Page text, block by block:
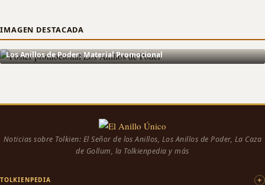
IMAGEN DESTACADA
Los Anillos de Poder: Material Promocional
Noticias sobre Tolkien: El Señor de los Anillos, Los Anillos de Poder, La Caza
de Gollum, la Tolkienpedia y más
TOLKIENPEDIA